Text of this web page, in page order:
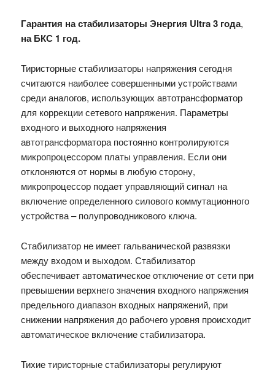
Гарантия на стабилизаторы Энергия Ultra 3 года,
на БКС 1 год.
Тиристорные стабилизаторы напряжения сегодня
считаются наиболее совершенными устройствами
среди аналогов, использующих автотрансформатор
для коррекции сетевого напряжения. Параметры
входного и выходного напряжения
автотрансформатора постоянно контролируются
микропроцессором платы управления. Если они
отклоняются от нормы в любую сторону,
микропроцессор подает управляющий сигнал на
включение определенного силового коммутационного
устройства – полупроводникового ключа.
Стабилизатор не имеет гальванической развязки
между входом и выходом. Стабилизатор
обеспечивает автоматическое отключение от сети при
превышении верхнего значения входного напряжения
предельного диапазон входных напряжений, при
снижении напряжения до рабочего уровня происходит
автоматическое включение стабилизатора.
Тихие тиристорные стабилизаторы регулируют